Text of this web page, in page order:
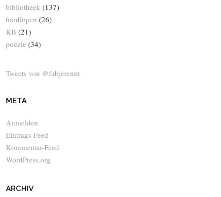
bibliotheek (137)
hardlopen (26)
KB (21)
poëzie (34)
Tweets von @fabjerennt
META
Anmelden
Eintrags-Feed
Kommentar-Feed
WordPress.org
ARCHIV